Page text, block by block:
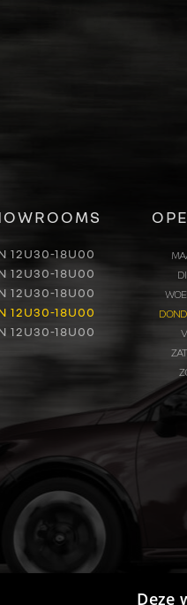
12U30-18U00
12U30-18U00
12U30-18U00
12U30-18U00
12U30-18U00
Deze